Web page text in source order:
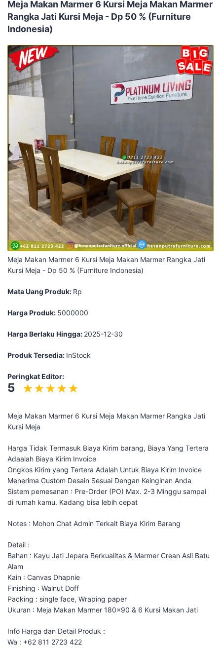
Meja Makan Marmer 6 Kursi Meja Makan Marmer
Rangka Jati Kursi Meja - Dp 50 % (Furniture
Indonesia)
Meja Makan Marmer 6 Kursi Meja Makan Marmer Rangka Jati
Kursi Meja - Dp 50 % (Furniture Indonesia)
Mata Uang Produk: Rp
Harga Produk: 5000000
Harga Berlaku Hingga: 2025-12-30
Produk Tersedia: InStock
Peringkat Editor:
5
Meja Makan Marmer 6 Kursi Meja Makan Marmer Rangka Jati
Kursi Meja
Harga Tidak Termasuk Biaya Kirim barang, Biaya Yang Tertera
Adaalah Biaya Kirim Invoice
Ongkos Kirim yang Tertera Adalah Untuk Biaya Kirim Invoice
Menerima Custom Desain Sesuai Dengan Keinginan Anda
Sistem pemesanan : Pre-Order (PO) Max. 2-3 Minggu sampai
di rumah kamu. Kadang bisa lebih cepat
Notes : Mohon Chat Admin Terkait Biaya Kirim Barang
Detail :
Bahan : Kayu Jati Jepara Berkualitas & Marmer Crean Asli Batu
Alam
Kain : Canvas Dhapnie
Finishing : Walnut Doff
Packing : single face, Wraping paper
Ukuran : Meja Makan Marmer 180×90 & 6 Kursi Makan Jati
Info Harga dan Detail Produk :
Wa : +62 811 2723 422